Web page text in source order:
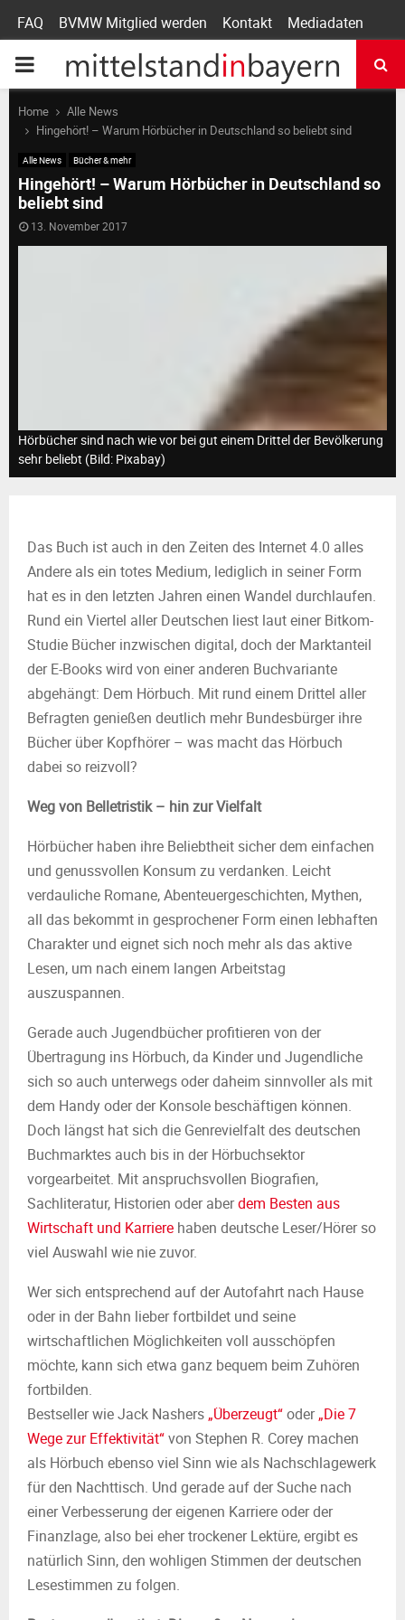
FAQ BVMW Mitglied werden Kontakt Mediadaten
P
R
M
E
U
Home
Alle News
Hingehört! – Warum Hörbücher in Deutschland so beliebt sind
Alle News Bücher & mehr
Hingehört! – Warum Hörbücher in Deutschland so
beliebt sind
13. November 2017
Hörbücher sind nach wie vor bei gut einem Drittel der Bevölkerung
sehr beliebt (Bild: Pixabay)
Das Buch ist auch in den Zeiten des Internet 4.0 alles
Andere als ein totes Medium, lediglich in seiner Form
hat es in den letzten Jahren einen Wandel durchlaufen.
Rund ein Viertel aller Deutschen liest laut einer Bitkom-
Studie Bücher inzwischen digital, doch der Marktanteil
der E-Books wird von einer anderen Buchvariante
abgehängt: Dem Hörbuch. Mit rund einem Drittel aller
Befragten genießen deutlich mehr Bundesbürger ihre
Bücher über Kopfhörer – was macht das Hörbuch
dabei so reizvoll?
Weg von Belletristik – hin zur Vielfalt
Hörbücher haben ihre Beliebtheit sicher dem einfachen
und genussvollen Konsum zu verdanken. Leicht
verdauliche Romane, Abenteuergeschichten, Mythen,
all das bekommt in gesprochener Form einen lebhaften
Charakter und eignet sich noch mehr als das aktive
Lesen, um nach einem langen Arbeitstag
auszuspannen.
Gerade auch Jugendbücher profitieren von der
Übertragung ins Hörbuch, da Kinder und Jugendliche
sich so auch unterwegs oder daheim sinnvoller als mit
dem Handy oder der Konsole beschäftigen können.
Doch längst hat sich die Genrevielfalt des deutschen
Buchmarktes auch bis in der Hörbuchsektor
vorgearbeitet. Mit anspruchsvollen Biografien,
Sachliteratur, Historien oder aberdem Besten aus
Wirtschaft und Karriere haben deutsche Leser/Hörer so
viel Auswahl wie nie zuvor.
Wer sich entsprechend auf der Autofahrt nach Hause
oder in der Bahn lieber fortbildet und seine
wirtschaftlichen Möglichkeiten voll ausschöpfen
möchte, kann sich etwa ganz bequem beim Zuhören
fortbilden.
Bestseller wie Jack Nashers „Überzeugt“oder„Die 7
Wege zur Effektivität“von Stephen R. Corey machen
als Hörbuch ebenso viel Sinn wie als Nachschlagewerk
für den Nachttisch. Und gerade auf der Suche nach
einer Verbesserung der eigenen Karriere oder der
Finanzlage, also bei eher trockener Lektüre, ergibt es
natürlich Sinn, den wohligen Stimmen der deutschen
Lesestimmen zu folgen.